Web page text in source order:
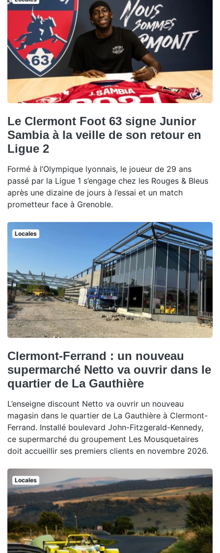
Le Clermont Foot 63 signe Junior
Sambia à la veille de son retour en
Ligue 2
Formé à l’Olympique lyonnais, le joueur de 29 ans
passé par la Ligue 1 s’engage chez les Rouges & Bleus
après une dizaine de jours à l’essai et un match
prometteur face à Grenoble.
Locales
Clermont-Ferrand : un nouveau
supermarché Netto va ouvrir dans le
quartier de La Gauthière
L’enseigne discount Netto va ouvrir un nouveau
magasin dans le quartier de La Gauthière à Clermont-
Ferrand. Installé boulevard John-Fitzgerald-Kennedy,
ce supermarché du groupement Les Mousquetaires
doit accueillir ses premiers clients en novembre 2026.
Locales